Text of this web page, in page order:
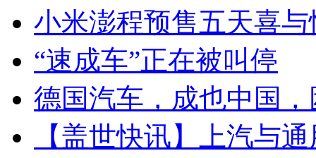
小米澎程预售五天喜与
“速成车”正在被叫停
德国汽车，成也中国
【盖世快讯】上汽与